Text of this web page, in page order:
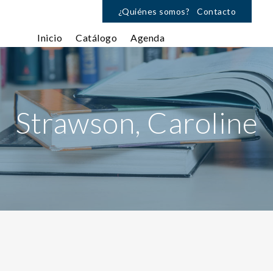
¿Quiénes somos? Contacto
Inicio Catálogo Agenda
Strawson, Caroline